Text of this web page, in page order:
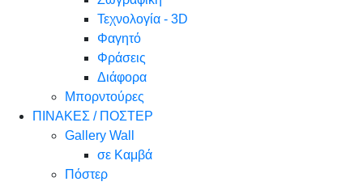
Τεχνολογία - 3D
Φαγητό
Φράσεις
Διάφορα
Μπορντούρες
ΠΙΝΑΚΕΣ / ΠΟΣΤΕΡ
Gallery Wall
σε Καμβά
Πόστερ